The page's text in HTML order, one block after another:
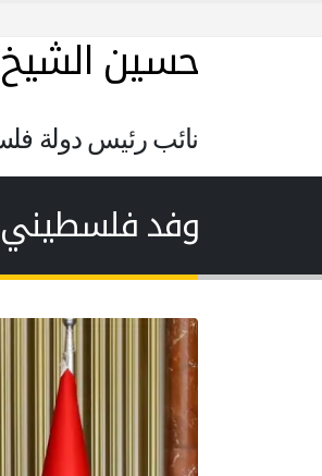
حسين الشيخ
نائب رئيس دولة
وفد فلسطيني